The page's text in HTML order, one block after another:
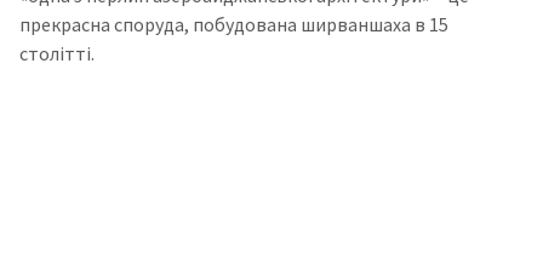
прекрасна споруда, побудована ширваншаха в 15
столітті.